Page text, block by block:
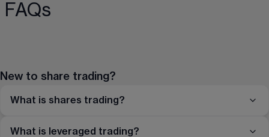
FAQs
New to share trading?
What is shares trading?
What is leveraged trading?